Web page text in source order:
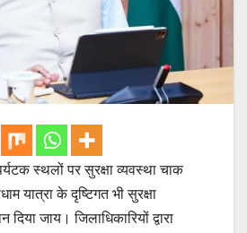
स्थलों पर सुरक्षा व्यवस्था चाक
यात्रा के दृष्टिगत भी सुरक्षा
दिया जाय। जिलाधिकारियों द्वारा